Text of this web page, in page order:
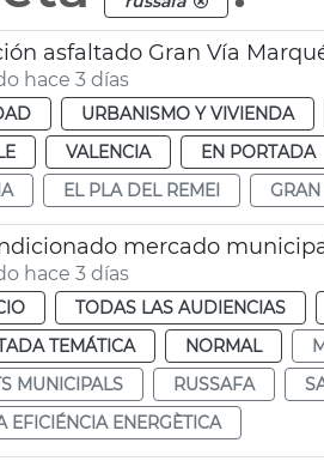
asfaltado Gran Vía
hace 3 días
URBANISMO Y VIVIENDA
VALENCIA EN PORTADA
EL PLA DEL REMEI
mercado
hace 3 días
TODAS LAS AUDIENCIAS
TEMÁTICA
NORMAL
MUNICIPALS
RUSSAFA
EFICIÉNCIA ENERGÈTICA